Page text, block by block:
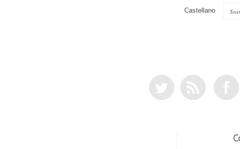
Castellano